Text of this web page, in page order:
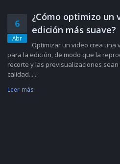
6
Abr
¿Cómo optimizo un
edición más suave?
Optimizar un video crea una
para la edición, de modo que la
recorte y las previsualizaciones
calidad......
Leer más